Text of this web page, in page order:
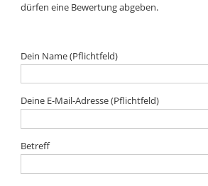
dürfen eine Bewertung abgeben.
Dein Name (Pflichtfeld)
Deine E-Mail-Adresse (Pflichtfeld)
Betreff